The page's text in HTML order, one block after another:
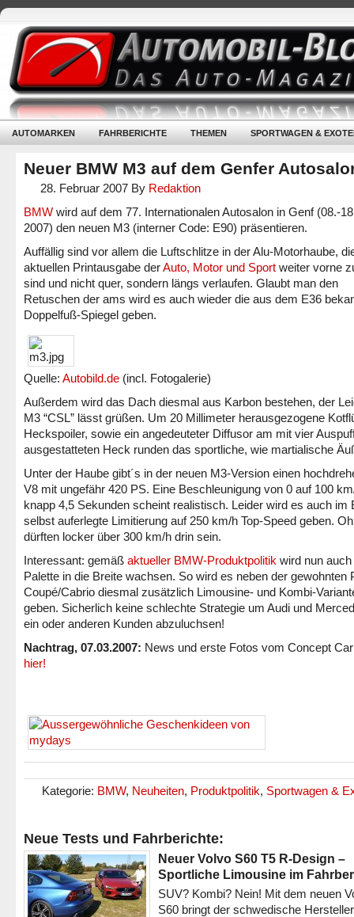
AUTOMARKEN FAHRBERICHTE THEMEN SPORTWAGEN &
Neuer BMW M3 auf dem Genfer
28. Februar 2007 By Redaktion
BMW wird auf dem 77. Internationalen Autosalon in Genf (08.-
2007) den neuen M3 (interner Code: E90) präsentieren.
Auffällig sind vor allem die Luftschlitze in der Alu-Motorhaube,
aktuellen Printausgabe derAuto, Motor und Sport weiter vorne
sind und nicht quer, sondern längs verlaufen. Glaubt man den
Retuschen der ams wird es auch wieder die aus dem E36
Doppelfuß-Spiegel geben.
Quelle: Autobild.de (incl. Fotogalerie)
Außerdem wird das Dach diesmal aus Karbon bestehen, der
M3 “CSL” lässt grüßen. Um 20 Millimeter herausgezogene
Heckspoiler, sowie ein angedeuteter Diffusor am mit vier
ausgestatteten Heck runden das sportliche, wie martialische
Unter der Haube gibt´s in der neuen M3-Version einen
V8 mit ungefähr 420 PS. Eine Beschleunigung von 0 auf 100
knapp 4,5 Sekunden scheint realistisch. Leider wird es auch im
selbst auferlegte Limitierung auf 250 km/h Top-Speed geben.
dürften locker über 300 km/h drin sein.
Interessant: gemäß aktueller BMW-Produktpolitik wird nun
Palette in die Breite wachsen. So wird es neben der gewohnten
Coupé/Cabrio diesmal zusätzlich Limousine- und Kombi-
geben. Sicherlich keine schlechte Strategie um Audi und
ein oder anderen Kunden abzuluchsen!
Nachtrag, 07.03.2007: News und erste Fotos vom Concept Car
hier!
Kategorie: BMW, Neuheiten, Produktpolitik, Sportwagen &
Neue Tests und Fahrberichte:
Neuer Volvo S60 T5 R-Design –
Sportliche Limousine im
SUV? Kombi? Nein! Mit dem neuen
S60 bringt der schwedische